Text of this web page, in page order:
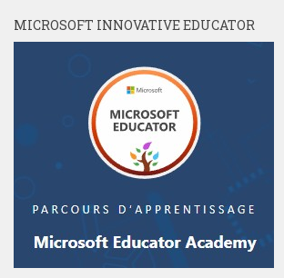
MICROSOFT INNOVATIVE EDUCATOR